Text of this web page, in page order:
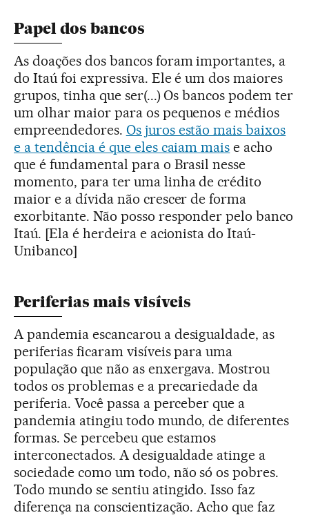
Papel dos bancos
As doações dos bancos foram importantes, a
do Itaú foi expressiva. Ele é um dos maiores
grupos, tinha que ser(...) Os bancos podem ter
um olhar maior para os pequenos e médios
empreendedores. Os juros estão mais baixos
e a tendência é que eles caiam mais e acho
que é fundamental para o Brasil nesse
momento, para ter uma linha de crédito
maior e a dívida não crescer de forma
exorbitante. Não posso responder pelo banco
Itaú. [Ela é herdeira e acionista do Itaú-
Unibanco]
Periferias mais visíveis
A pandemia escancarou a desigualdade, as
periferias ficaram visíveis para uma
população que não as enxergava. Mostrou
todos os problemas e a precariedade da
periferia. Você passa a perceber que a
pandemia atingiu todo mundo, de diferentes
formas. Se percebeu que estamos
interconectados. A desigualdade atinge a
sociedade como um todo, não só os pobres.
Todo mundo se sentiu atingido. Isso faz
diferença na conscientização. Acho que faz